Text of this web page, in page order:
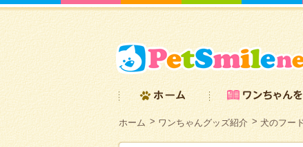
ホーム ワンちゃんグッズ紹介 犬のフー